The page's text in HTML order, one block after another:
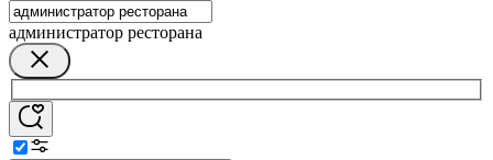
администратор ресторана